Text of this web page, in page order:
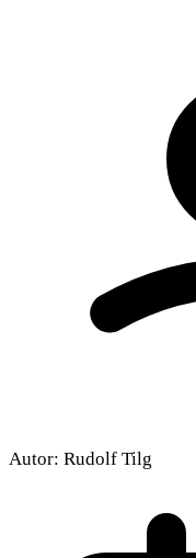
Autor: Rudolf Tilg